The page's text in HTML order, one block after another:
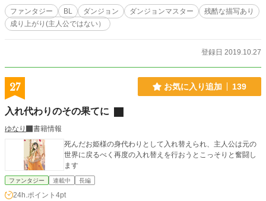
ファンタジー BL ダンジョン ダンジョンマスター
残酷な描写あり
成り上がり(主人公ではない）
登録日 2019.10.27
27 お気に入り追加 139
入れ代わりのその果てに
ゆなり
書籍情報
死んだお姫様の身代わりとして入れ替えられ、主人公は元の
世界に戻るべく再度の入れ替えを行おうとこっそりと奮闘し
ます
ファンタジー 連載中 長編
24h.ポイント 4pt